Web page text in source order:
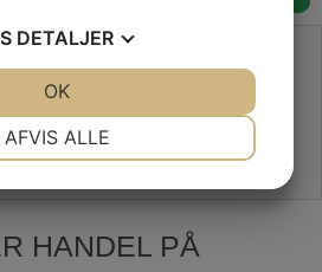
PÅ
HANDEL PÅ
DETALJER
AFVIS ALLE
OK